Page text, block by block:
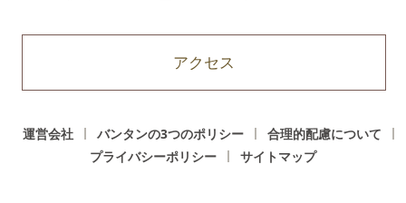
アクセス
運営会社 バンタンの3つのポリシー
合理的配慮について
プライバシーポリシー
サイトマップ